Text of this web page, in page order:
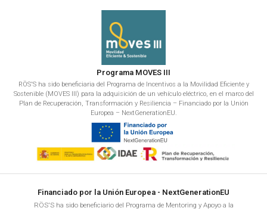
Programa MOVES III
RÖS'S ha sido beneficiaria del Programa de Incentivos a la Movilidad Eficiente y
Sostenible (MOVES III) para la adquisición de un vehículo eléctrico, en el marco del
Plan de Recuperación, Transformación y Resiliencia – Financiado por la Unión
Europea – NextGenerationEU.
Financiado por la Unión Europea - NextGenerationEU
RÖS'S ha sido beneficiario del Programa de Mentoring y Apoyo a la